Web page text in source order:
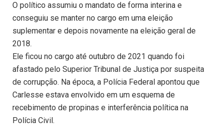
O político assumiu o mandato de forma interina e
conseguiu se manter no cargo em uma eleição
suplementar e depois novamente na eleição geral de
2018.
Ele ficou no cargo até outubro de 2021 quando foi
afastado pelo Superior Tribunal de Justiça por suspeita
de corrupção. Na época, a Polícia Federal apontou que
Carlesse estava envolvido em um esquema de
recebimento de propinas e interferência política na
Polícia Civil.